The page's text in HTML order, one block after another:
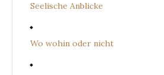
Seelische Anblicke
Wo wohin oder nicht